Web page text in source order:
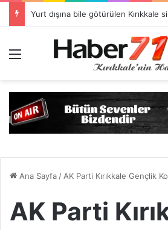
Ana Sayfa/AK Parti Kırıkkale Gençlik
AK Parti